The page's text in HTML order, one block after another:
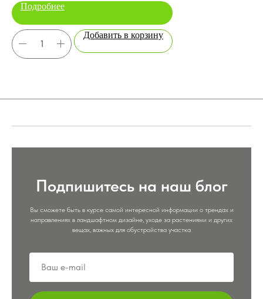
Подробнее
Добавить в корзину
Подпишитесь на наш блог
Вы сможете быть в курсе самой интересной информации о трендах и
направлениях в ландшафтном дизайне, уходе за растениями и других
вещах, важных для обустройства участка